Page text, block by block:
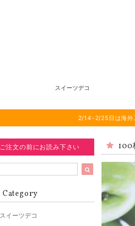
スイーツデコ
2/14-2/25日は海外
ご注文の前にお読み下さい
Category
スイーツデコ
100